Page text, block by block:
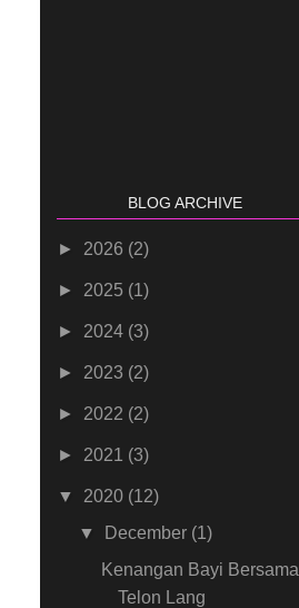
BLOG ARCHIVE
► 2026 (2)
► 2025 (1)
► 2024 (3)
► 2023 (2)
► 2022 (2)
► 2021 (3)
▼ 2020 (12)
▼
December (1)
Kenangan Bayi Bersama
Telon Lang